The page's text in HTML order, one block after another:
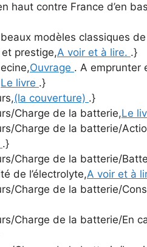
haut contre France d’en
modèles classiques
prestige,A voir et à lire. .}
Ouvrage . A emprunter
Le livre .}
(la couverture) .}
Charge de la batterie,Le
Charge de la batterie/
.}
Charge de la batterie/
de l’électrolyte,A voir et à
Charge de la batterie/
Charge de la batterie/En